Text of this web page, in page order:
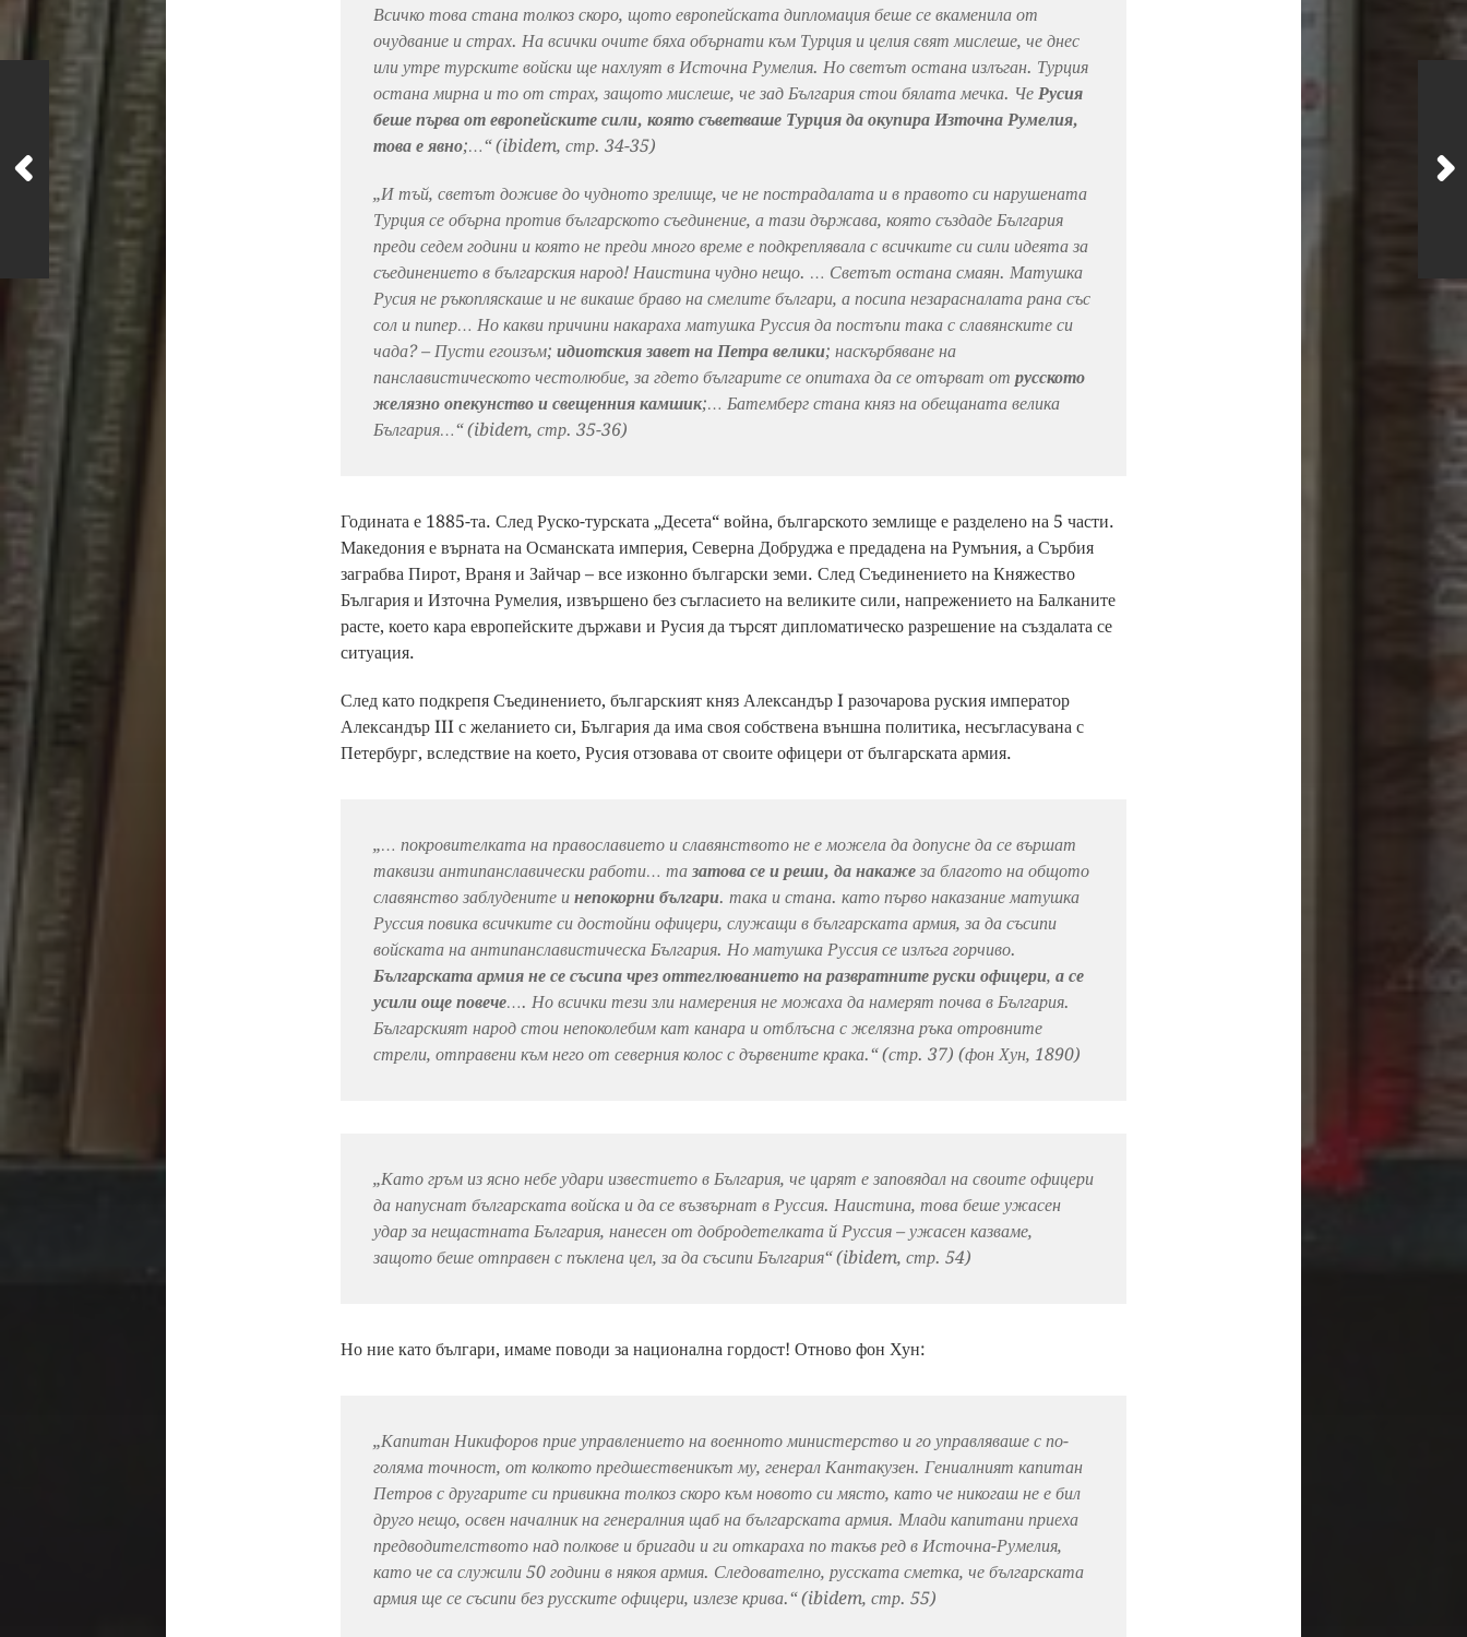
Всичко това стана толкоз скоро, щото европейската дипломация беше се вкаменила от
очудвание и страх. На всички очите бяха обърнати към Турция и целия свят мислеше, че днес
или утре турските войски ще нахлуят в Источна Румелия. Но светът остана излъган. Турция
остана мирна и то от страх, защото мислеше, че зад България стои бялата мечка. Че Русия
беше първа от европейските сили, която съветваше Турция да окупира Източна Румелия,
това е явно;…“ (ibidem, стр. 34-35)
„И тъй, светът доживе до чудното зрелище, че не пострадалата и в правото си нарушената
Турция се обърна против българското съединение, а тази държава, която създаде България
преди седем години и която не преди много време е подкреплявала с всичките си сили идеята за
съединението в българския народ! Наистина чудно нещо. … Светът остана смаян. Матушка
Русия не ръкопляскаше и не викаше браво на смелите българи, а посипа незарасналата рана със
сол и пипер… Но какви причини накараха матушка Руссия да постъпи така с славянските си
чада? – Пусти егоизъм; идиотския завет на Петра велики; наскърбяване на
панславистическото честолюбие, за гдето българите се опитаха да се отърват от русското
желязно опекунство и свещенния камшик;… Батемберг стана княз на обещаната велика
България…“ (ibidem, стр. 35-36)
Годината е 1885-та. След Руско-турската „Десета“ война, българското землище е разделено на 5 части.
Македония е върната на Османската империя, Северна Добруджа е предадена на Румъния, а Сърбия
заграбва Пирот, Враня и Зайчар – все изконно български земи. След Съединението на Княжество
България и Източна Румелия, извършено без съгласието на великите сили, напрежението на Балканите
расте, което кара европейските държави и Русия да търсят дипломатическо разрешение на създалата се
ситуация.
След като подкрепя Съединението, българският княз Александър I разочарова руския император
Александър III с желанието си, България да има своя собствена външна политика, несъгласувана с
Петербург, вследствие на което, Русия отзовава от своите офицери от българската армия.
„… покровителката на православието и славянството не е можела да допусне да се вършат
таквизи антипанславически работи… та затова се и реши, да накаже за благото на общото
славянство заблудените и непокорни българи. така и стана. като първо наказание матушка
Руссия повика всичките си достойни офицери, служащи в българската армия, за да съсипи
войската на антипанславистическа България. Но матушка Руссия се излъга горчиво.
Българската армия не се съсипа чрез оттеглюванието на развратните руски офицери, а се
усили още повече…. Но всички тези зли намерения не можаха да намерят почва в България.
Българският народ стои непоколебим кат канара и отблъсна с желязна ръка отровните
стрели, отправени към него от северния колос с дървените крака.“ (стр. 37) (фон Хун, 1890)
„Като гръм из ясно небе удари известието в България, че царят е заповядал на своите офицери
да напуснат българската войска и да се възвърнат в Руссия. Наистина, това беше ужасен
удар за нещастната България, нанесен от добродетелката й Руссия – ужасен казваме,
защото беше отправен с пъклена цел, за да съсипи България“ (ibidem, стр. 54)
Но ние като българи, имаме поводи за национална гордост! Отново фон Хун:
„Капитан Никифоров прие управлението на военното министерство и го управляваше с по-
голяма точност, от колкото предшественикът му, генерал Кантакузен. Гениалният капитан
Петров с другарите си привикна толкоз скоро към новото си място, като че никогаш не е бил
друго нещо, освен началник на генералния щаб на българската армия. Млади капитани приеха
предводителството над полкове и бригади и ги откараха по такъв ред в Источна-Румелия,
като че са служили 50 години в някоя армия. Следователно, русската сметка, че българската
армия ще се съсипи без русските офицери, излезе крива.“ (ibidem, стр. 55)